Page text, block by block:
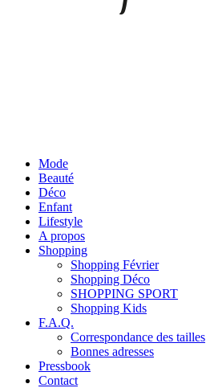
Mode
Beauté
Déco
Enfant
Lifestyle
A propos
Shopping
Shopping Février
Shopping Déco
SHOPPING SPORT
Shopping Kids
F.A.Q.
Correspondance des tailles
Bonnes adresses
Pressbook
Contact